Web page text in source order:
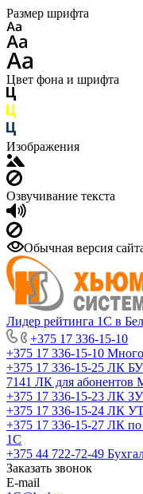
Размер шрифта
Цвет фона и шрифта
Изображения
Озвучивание текста
Обычная версия
Лидер рейтинга 1С в
+375 17 336-15-10
+375 17 336-15-10
+375 17 336-15-25 ЛК
7141 ЛК для абонентов
+375 17 336-15-23 ЛК
+375 17 336-15-24 ЛК
+375 17 336-15-27 ЛК по
1С
+375 44 722-72-49
Заказать звонок
E-mail